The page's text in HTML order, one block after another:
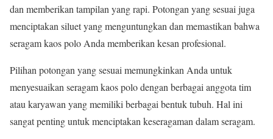
dan memberikan tampilan yang rapi. Potongan yang sesuai juga
menciptakan siluet yang menguntungkan dan memastikan bahwa
seragam kaos polo Anda memberikan kesan profesional.
Pilihan potongan yang sesuai memungkinkan Anda untuk
menyesuaikan seragam kaos polo dengan berbagai anggota tim
atau karyawan yang memiliki berbagai bentuk tubuh. Hal ini
sangat penting untuk menciptakan keseragaman dalam seragam.